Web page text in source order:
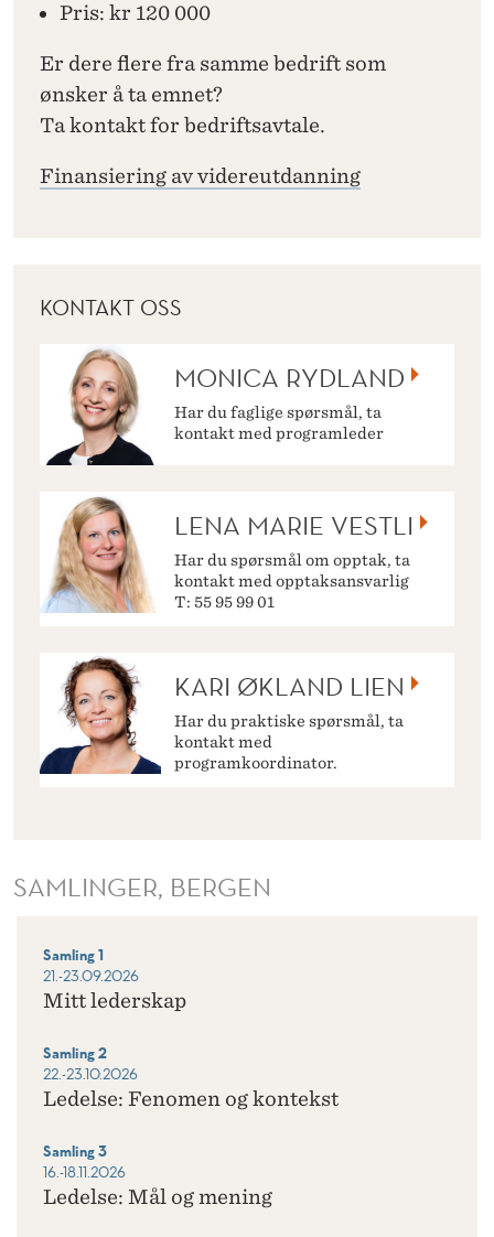
Pris: kr 120 000
Er dere flere fra samme bedrift som
ønsker å ta emnet?
Ta kontakt for bedriftsavtale.
Finansiering av videreutdanning
KONTAKT OSS
MONICA RYDLAND
Har du faglige spørsmål, ta
kontakt med programleder
LENA MARIE VESTLI
Har du spørsmål om opptak, ta
kontakt med opptaksansvarlig
T: 55 95 99 01
KARI ØKLAND LIEN
Har du praktiske spørsmål, ta
kontakt med
programkoordinator.
SAMLINGER, BERGEN
Samling 1
21.-23.09.2026
Mitt lederskap
Samling 2
22.-23.10.2026
Ledelse: Fenomen og kontekst
Samling 3
16.-18.11.2026
Ledelse: Mål og mening